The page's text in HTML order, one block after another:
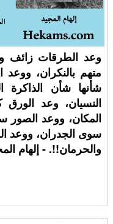
وعد الطرقات زائف
متهم بالنكران، ووعد
شأنها شأن
النسيان، وعد الورق
المكان، ووعد الصور
سوى الجدران، ووعد
والحرمان!!. - إلهام